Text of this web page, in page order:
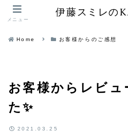
Home お客様からのご感想
お客様からレビュ
た✨
2021.03.25
メニュー 伊藤スミレの